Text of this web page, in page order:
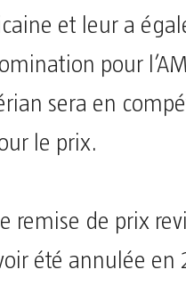
et leur a
pour
sera en
le prix.
remise de prix
été annulée en